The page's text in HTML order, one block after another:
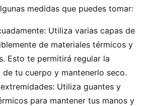
medidas que puedes tomar:
Utiliza varias capas de
de materiales térmicos y
Esto te permitirá regular la
de tu cuerpo y mantenerlo seco.
Utiliza guantes y
para mantener tus manos y